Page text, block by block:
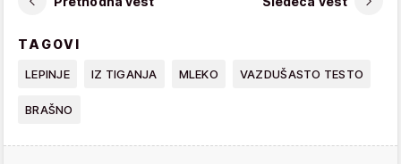
TAGOVI
LEPINJE IZ TIGANJA MLEKO VAZDUŠASTO TESTO
BRAŠNO